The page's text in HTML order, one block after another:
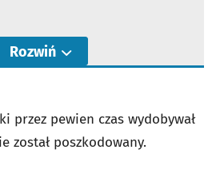
Rozwiń
przez pewien czas wydobywał
został poszkodowany.